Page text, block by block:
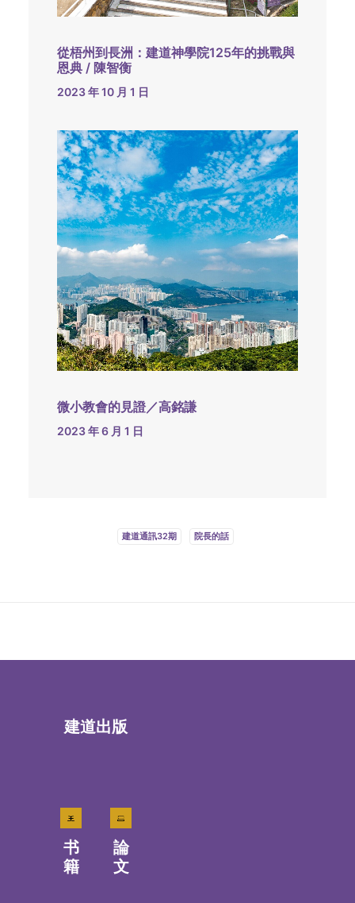
從梧州到長洲：建道神學院125年的挑戰與
恩典 / 陳智衡
2023 年 10 月 1 日
微小教會的見證／高銘謙
2023 年 6 月 1 日
建道通訊32期 院長的話
建道出版
书
籍
論
文